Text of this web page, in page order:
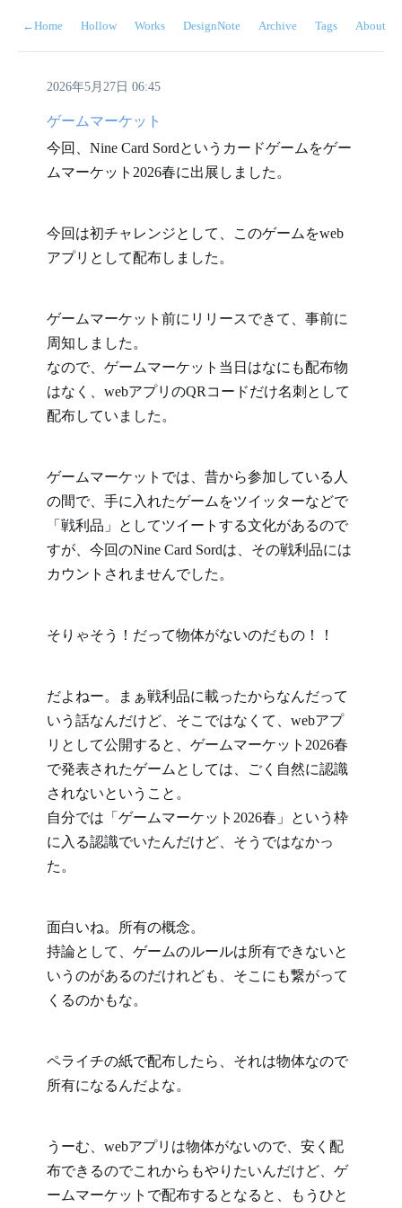
←Home Hollow Works DesignNote Archive Tags About
2026年5月27日 06:45
ゲームマーケット
今回、Nine Card Sordというカードゲームをゲー
ムマーケット2026春に出展しました。
今回は初チャレンジとして、このゲームをweb
アプリとして配布しました。
ゲームマーケット前にリリースできて、事前に
周知しました。
なので、ゲームマーケット当日はなにも配布物
はなく、webアプリのQRコードだけ名刺として
配布していました。
ゲームマーケットでは、昔から参加している人
の間で、手に入れたゲームをツイッターなどで
「戦利品」としてツイートする文化があるので
すが、今回のNine Card Sordは、その戦利品には
カウントされませんでした。
そりゃそう！だって物体がないのだもの！！
だよねー。まぁ戦利品に載ったからなんだって
いう話なんだけど、そこではなくて、webアプ
リとして公開すると、ゲームマーケット2026春
で発表されたゲームとしては、ごく自然に認識
されないということ。
自分では「ゲームマーケット2026春」という枠
に入る認識でいたんだけど、そうではなかっ
た。
面白いね。所有の概念。
持論として、ゲームのルールは所有できないと
いうのがあるのだけれども、そこにも繋がって
くるのかもな。
ペライチの紙で配布したら、それは物体なので
所有になるんだよな。
うーむ、webアプリは物体がないので、安く配
布できるのでこれからもやりたいんだけど、ゲ
ームマーケットで配布するとなると、もうひと